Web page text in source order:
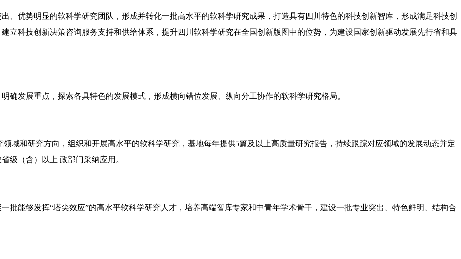
、优势明显的软科学研究团队，形成并转化一批高水平的软科学研究成果，打造具有四川特色的科技创新智库，形成满足科技创
立科技创新决策咨询服务支持和供给体系，提升四川软科学研究在全国创新版图中的位势，为建设国家创新驱动发展先行省和具
确发展重点，探索各具特色的发展模式，形成横向错位发展、纵向分工协作的软科学研究格局。
域和研究方向，组织和开展高水平的软科学研究，基地每年提供5篇及以上高质量研究报告，持续跟踪对应领域的发展动态并定
级（含）以上 政部门采纳应用。
批能够发挥“塔尖效应”的高水平软科学研究人才，培养高端智库专家和中青年学术骨干，建设一批专业突出、特色鲜明、结构合